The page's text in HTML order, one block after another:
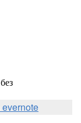
evernote